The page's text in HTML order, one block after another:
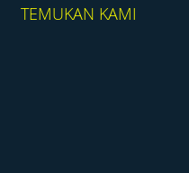
TEMUKAN KAMI